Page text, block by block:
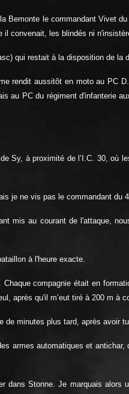
Bemonte le commandant Vivet du
il convenait, les blindés ni
qui restait à la disposition de la
rendit aussitôt en moto au PC
PC du régiment d'infanterie
Sy, à proximité de l’I.C. 30, où
je ne vis pas le commandant du
mis au courant de l'attaque,
à l'heure exacte.
compagnie était en
après qu'il m’eut tiré à 200 m à
minutes plus tard, après avoir
armes automatiques et
Stonne. Je marquais alors